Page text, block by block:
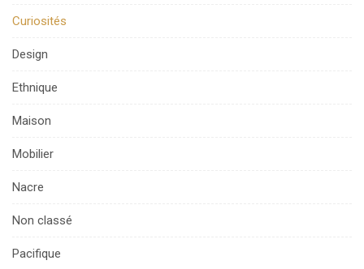
Curiosités
Design
Ethnique
Maison
Mobilier
Nacre
Non classé
Pacifique